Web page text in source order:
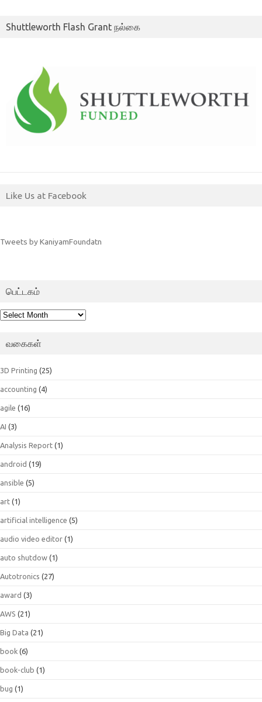
Shuttleworth Flash Grant நல்கை
Like Us at Facebook
Tweets by KaniyamFoundatn
பெட்டகம்
பெட்டகம்
வகைகள்
3D Printing (25)
accounting (4)
agile (16)
AI (3)
Analysis Report (1)
android (19)
ansible (5)
art (1)
artificial intelligence (5)
audio video editor (1)
auto shutdow (1)
Autotronics (27)
award (3)
AWS (21)
Big Data (21)
book (6)
book-club (1)
bug (1)